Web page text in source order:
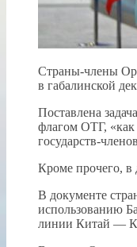
Страны-члены
в габалинской
Поставлена
флагом ОТГ, «как
государств-
Кроме прочего, в
В документе
использованию
линии Китай —